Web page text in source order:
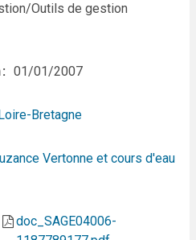
Outils de gestion
01/01/2007
Bretagne
Vertonne et cours d'eau
doc_SAGE04006-